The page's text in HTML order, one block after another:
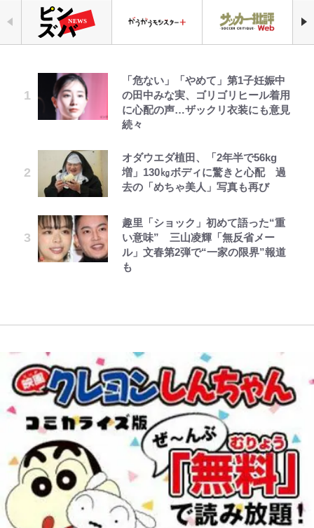
「危ない」「やめて」第1子妊娠中
の田中みな実、ゴリゴリヒール着用
に心配の声…ザックリ衣装にも意見
続々
オダウエダ植田、「2年半で56kg
増」130㎏ボディに驚きと心配 過
去の「めちゃ美人」写真も再び
趣里「ショック」初めて語った“重
い意味” 三山凌輝「無反省メー
ル」文春第2弾で“一家の限界”報道
も
公式-婚約破棄されたのでお掃除メ
イドになったら笑わない貴公子様に
溺愛されました 第27話(3)
るのに疲れました ~便利屋扱いする
国は捨て“白魔導士”となり旅に出
る~ 第12話(1)
公式-だって、あなたが浮気をした
から 第9話(1)
｢お土産最高すぎ笑｣｢どうやって入
手？｣ブライトン帰還の三笘薫、同
僚に“ポケカ”をプレゼント！｢薫の
笑顔見れてよかった｣｢大喜びのリ
浦和と千葉の首をかしげる主力放
出、柏リカルドの下で新加入2人が
手は【Jリーグ開幕｢初めての秋春
制｣の大激論】(4)
W杯クオーター制への大反発か、
3月の会長選】(3)
浅草は日本の心だゾ
荒々しい「火山帯」の一端にいるこ
とを体感！ 登頂約10分でも大迫力
「吾妻小富士」火口を1周する「1
時間半ハイキング」パノラマ絶景レ
アユは「怒らせて掛ける」魚だっ
た！ ルアーを追わせて釣りあげる
おもしろさを知る
やってはいけない！「キャンプツー
リング」での「NGパッキング」7
空の轍と大地の雲と 第1回
著
ファミマと『VIVANT』第2シーズ
ンのコラボがスタート！ “別班饅
頭”や限定グッズ登場にファン感激
「これは買うしかない！」
『ONE PIECE』今後の展開に絡ん
できそうな「意味深な表紙連載」
「神」エネルの月での展開に、元王
南や和也だけじゃない！『タッチ』
上杉達也の才能を「いち早く見出し
た人物たち」
元衆院議員・山尾志桜里が語る誹謗
中傷動画…「計り知れない」切り抜
き落選運動の影響と今語る「保育園
落ちた日本死ね」
錦織一清の写真集はなぜ私服なの
か…高級ブランドをやめ等身大の自
分を表現する現在「ちゃんとおじい
誹謗中傷も「『そうせざるを得ない
事情』がある」…山尾志桜里が
SNSのバッシングにも向き合う理